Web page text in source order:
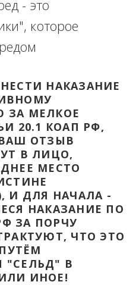
- это
которое
НАКАЗАНИЕ
ЗА МЕЛКОЕ
20.1 КОАП РФ,
ОТЗЫВ
В ЛИЦО,
МЕСТО
И ДЛЯ НАЧАЛА -
НАКАЗАНИЕ ПО
ЗА ПОРЧУ
ЧТО ЭТО
В
ИНОЕ!